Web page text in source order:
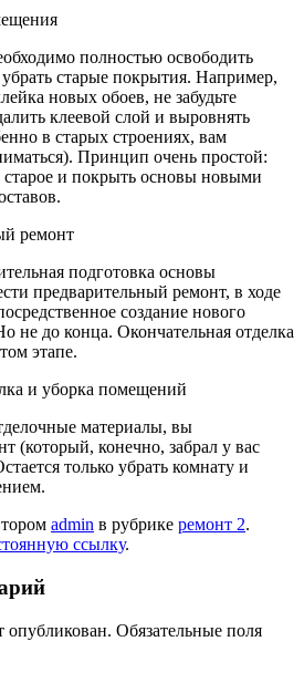
полностью освободить
старые покрытия. Например,
новых обоев, не забудьте
клеевой слой и выровнять
в старых строениях, вам
Принцип очень простой:
старое и покрыть основы новыми
ремонт
подготовка основы
предварительный ремонт, в ходе
создание нового
не до конца. Окончательная отделка
этапе.
и уборка помещений
материалы, вы
(который, конечно, забрал у вас
только убрать комнату и
admin в рубрике ремонт 2.
ссылку.
опубликован. Обязательные поля